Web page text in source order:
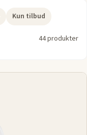
Kun tilbud
44 produkter